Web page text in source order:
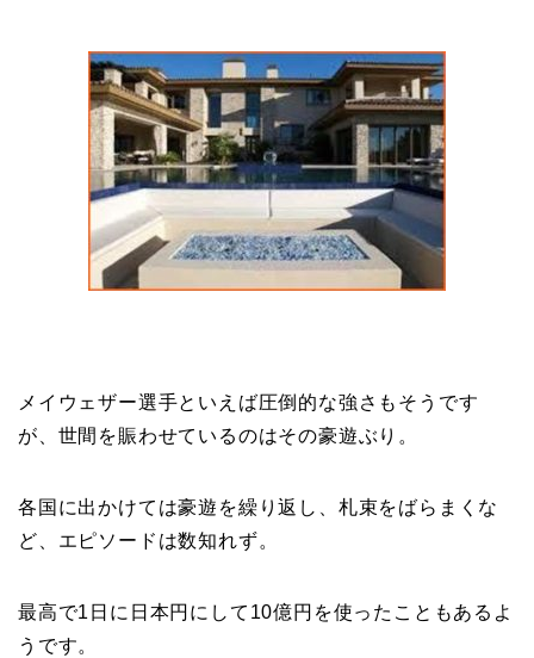
メイウェザー選手といえば圧倒的な強さもそうです
が、世間を賑わせているのはその豪遊ぶり。
各国に出かけては豪遊を繰り返し、札束をばらまくな
ど、エピソードは数知れず。
最高で1日に日本円にして10億円を使ったこともあるよ
うです。